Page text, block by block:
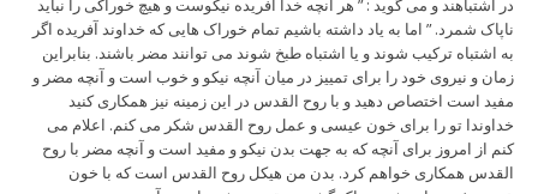
در اشتباهند و می گوید : ” هر آنچه خدا آفریده نیکوست و هیچ خوراکی را نباید
ناپاک شمرد. ” اما به یاد داشته باشیم تمام خوراک هایی که خداوند آفریده اگر
به اشتباه ترکیب شوند و یا اشتباه طبخ شوند می توانند مضر باشند. بنابراین
زمان و نیروی خود را برای تمییز در میان آنچه نیکو و خوب است و آنچه مضر و
مفید است اختصاص دهید و با روح القدس در این زمینه نیز همکاری کنید
خداوندا تو را برای خون عیسی و عمل روح القدس شکر می کنم. اعلام می
کنم از امروز برای آنچه که به جهت بدن نیکو و مفید است و آنچه مضر با روح
القدس همکاری خواهم کرد. بدن من هیکل روح القدس است که با خون